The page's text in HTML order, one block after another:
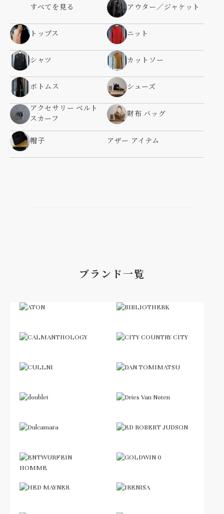
すべてを見る アウター／ジャケット
トップス ニット
シャツ カットソー
ボトムス シューズ
アクセサリー ベルト
スカーフ
財布 バッグ
帽子 アザー アイテム
ブランド一覧